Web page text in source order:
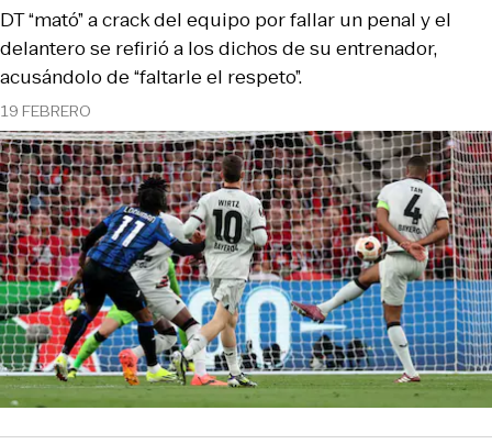
19 FEBRERO
DT “mató” a crack del equipo por fallar un penal y el
delantero se refirió a los dichos de su entrenador,
acusándolo de “faltarle el respeto”.